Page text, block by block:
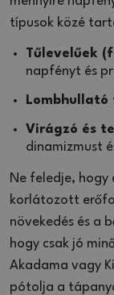
típusok közé
Tűlevelűek
napfényt és
Virágzó és
dinamizmust
Ne feledje, hogy
korlátozott
növekedés és a
hogy csak jó
Akadama vagy
pótolja a